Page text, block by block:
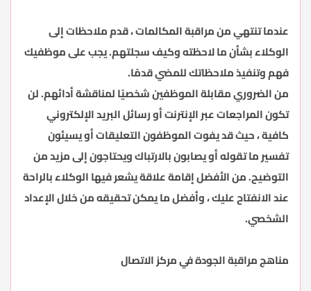
عندما تنتهي من مراقبة المكالمات ، قدم ملاحظات إلى
الوكلاء بشأن ما لاحظته وكيف سجلتهم. يجب على موظفيك
فهم وتنفيذ ملاحظاتك للمضي قدمًا.
من الضروري مقابلة الموظفين شخصيًا لمناقشة أدائهم. لن
تكون المراجعات عبر الإنترنت أو رسائل البريد الإلكتروني
كافية ، حيث قد يفوت الموظفون التعليقات أو يسيئون
تفسير ما تقوله أو يصابون بالارتباك ويحتاجون إلى مزيد من
التوضيح. من الأفضل إقامة علاقة يشعر فيها الوكلاء بالراحة
عند الانفتاح عليك ، وأفضل ما يمكن تحقيقه من خلال الإعداد
الشخصي.
مناهج مراقبة الجودة في مركز الاتصال